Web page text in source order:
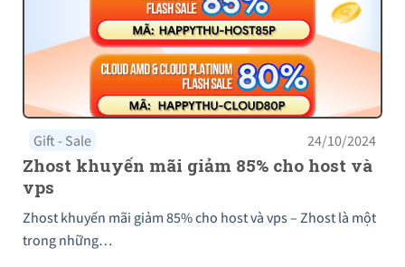
Gift - Sale 24/10/2024
Zhost khuyến mãi giảm 85% cho host và
vps
Zhost khuyến mãi giảm 85% cho host và vps – Zhost là một
trong những…